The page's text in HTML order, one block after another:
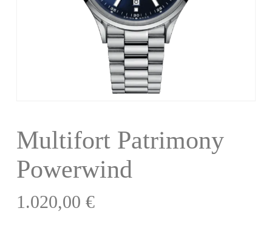
Multifort Patrimony
Powerwind
1.020,00 €